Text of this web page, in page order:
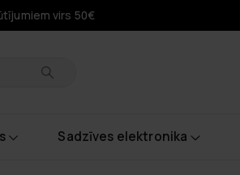
virs 50€
Sadzīves elektronika